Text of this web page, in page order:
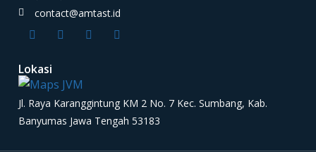
contact@amtast.id
Lokasi
Jl. Raya Karanggintung KM 2 No. 7 Kec. Sumbang, Kab.
Banyumas Jawa Tengah 53183